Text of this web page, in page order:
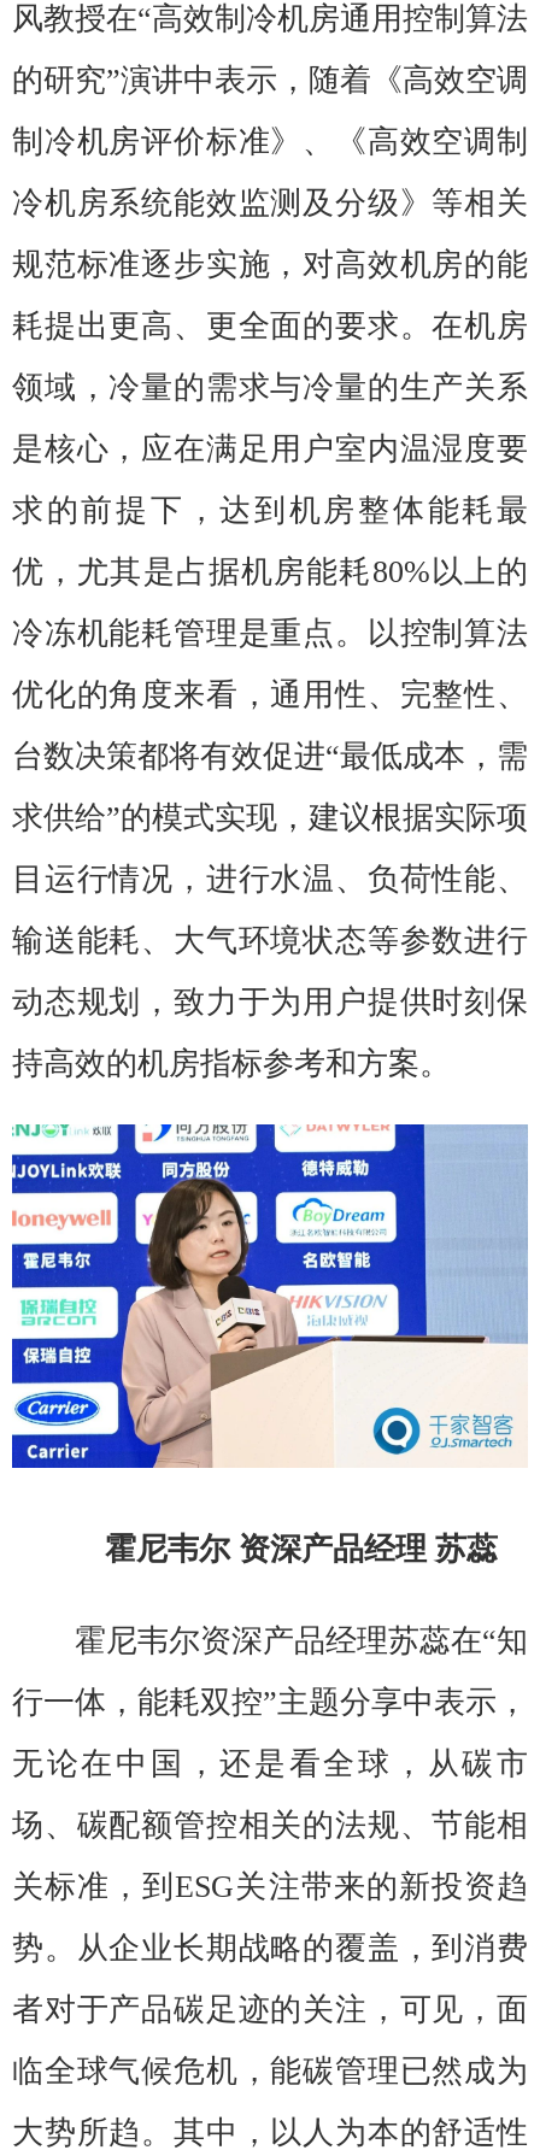
风教授在“高效制冷机房通用控制算法
的研究”演讲中表示，随着《高效空调
制冷机房评价标准》、《高效空调制
冷机房系统能效监测及分级》等相关
规范标准逐步实施，对高效机房的能
耗提出更高、更全面的要求。在机房
领域，冷量的需求与冷量的生产关系
是核心，应在满足用户室内温湿度要
求的前提下，达到机房整体能耗最
优，尤其是占据机房能耗80%以上的
冷冻机能耗管理是重点。以控制算法
优化的角度来看，通用性、完整性、
台数决策都将有效促进“最低成本，需
求供给”的模式实现，建议根据实际项
目运行情况，进行水温、负荷性能、
输送能耗、大气环境状态等参数进行
动态规划，致力于为用户提供时刻保
持高效的机房指标参考和方案。
霍尼韦尔 资深产品经理 苏蕊
霍尼韦尔资深产品经理苏蕊在“知
行一体，能耗双控”主题分享中表示，
无论在中国，还是看全球，从碳市
场、碳配额管控相关的法规、节能相
关标准，到ESG关注带来的新投资趋
势。从企业长期战略的覆盖，到消费
者对于产品碳足迹的关注，可见，面
临全球气候危机，能碳管理已然成为
大势所趋。其中，以人为本的舒适性